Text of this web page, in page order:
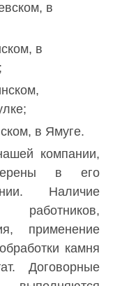
в
в
в Ямуге.
компании,
в его
Наличие
применение
камня
Договорные